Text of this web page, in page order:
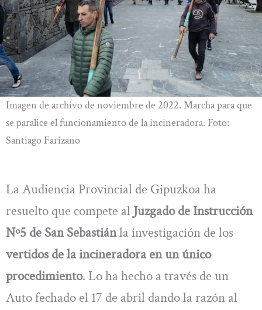
Imagen de archivo de noviembre de 2022. Marcha para que
se paralice el funcionamiento de la incineradora. Foto:
Santiago Farizano
La Audiencia Provincial de Gipuzkoa ha
resuelto que compete al Juzgado de Instrucción
Nº5 de San Sebastiánla investigación de los
vertidos de la incineradora en un único
procedimiento. Lo ha hecho a través de un
Auto fechado el 17 de abril dando la razón al